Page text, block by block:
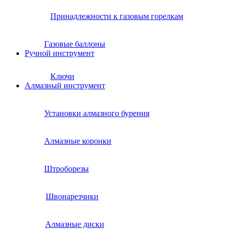
Принадлежности к газовым горелкам
Газовые баллоны
Ручной инструмент
Ключи
Алмазный инструмент
Установки алмазного бурения
Алмазные коронки
Штроборезы
Швонарезчики
Алмазные диски